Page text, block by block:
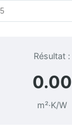
Résultat :
0.00
m²·K/W